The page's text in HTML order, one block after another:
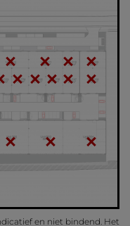
en niet bindend. Het